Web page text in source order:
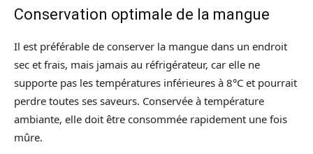
Conservation optimale de la mangue
Il est préférable de conserver la mangue dans un endroit
sec et frais, mais jamais au réfrigérateur, car elle ne
supporte pas les températures inférieures à 8°C et pourrait
perdre toutes ses saveurs. Conservée à température
ambiante, elle doit être consommée rapidement une fois
mûre.